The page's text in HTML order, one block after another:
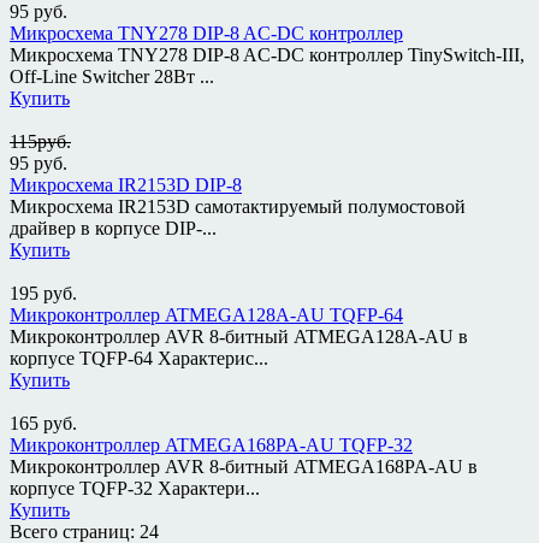
95 руб.
Микросхема TNY278 DIP-8 AC-DC контроллер
Микросхема TNY278 DIP-8 AC-DC контроллер TinySwitch-III,
Off-Line Switcher 28Вт ...
Купить
115руб.
95 руб.
Микросхема IR2153D DIP-8
Микросхема IR2153D самотактируемый полумостовой
драйвер в корпусе DIP-...
Купить
195 руб.
Микроконтроллер ATMEGA128A-AU TQFP-64
Микроконтроллер AVR 8-битный ATMEGA128A-AU в
корпусе TQFP-64 Характерис...
Купить
165 руб.
Микроконтроллер ATMEGA168PA-AU TQFP-32
Микроконтроллер AVR 8-битный ATMEGA168PA-AU в
корпусе TQFP-32 Характери...
Купить
Всего страниц: 24